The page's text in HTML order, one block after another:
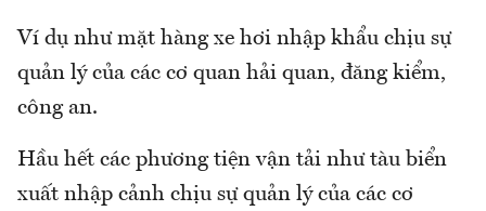
Ví dụ như mặt hàng xe hơi nhập khẩu chịu sự
quản lý của các cơ quan hải quan, đăng kiểm,
công an.
Hầu hết các phương tiện vận tải như tàu biển
xuất nhập cảnh chịu sự quản lý của các cơ